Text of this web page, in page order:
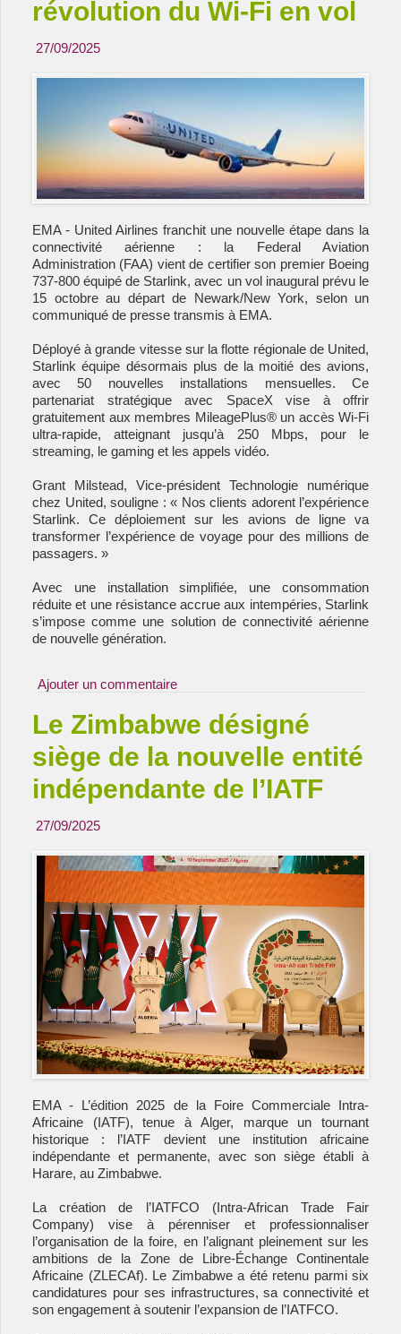
révolution du Wi-Fi en vol
27/09/2025
EMA - United Airlines franchit une nouvelle étape dans la
connectivité aérienne : la Federal Aviation
Administration (FAA) vient de certifier son premier Boeing
737-800 équipé de Starlink, avec un vol inaugural prévu le
15 octobre au départ de Newark/New York, selon un
communiqué de presse transmis à EMA.
Déployé à grande vitesse sur la flotte régionale de United,
Starlink équipe désormais plus de la moitié des avions,
avec 50 nouvelles installations mensuelles. Ce
partenariat stratégique avec SpaceX vise à offrir
gratuitement aux membres MileagePlus® un accès Wi-Fi
ultra-rapide, atteignant jusqu’à 250 Mbps, pour le
streaming, le gaming et les appels vidéo.
Grant Milstead, Vice-président Technologie numérique
chez United, souligne : « Nos clients adorent l’expérience
Starlink. Ce déploiement sur les avions de ligne va
transformer l’expérience de voyage pour des millions de
passagers. »
Avec une installation simplifiée, une consommation
réduite et une résistance accrue aux intempéries, Starlink
s’impose comme une solution de connectivité aérienne
de nouvelle génération.
Ajouter un commentaire
Le Zimbabwe désigné
siège de la nouvelle entité
indépendante de l’IATF
27/09/2025
EMA - L’édition 2025 de la Foire Commerciale Intra-
Africaine (IATF), tenue à Alger, marque un tournant
historique : l’IATF devient une institution africaine
indépendante et permanente, avec son siège établi à
Harare, au Zimbabwe.
La création de l’IATFCO (Intra-African Trade Fair
Company) vise à pérenniser et professionnaliser
l’organisation de la foire, en l’alignant pleinement sur les
ambitions de la Zone de Libre-Échange Continentale
Africaine (ZLECAf). Le Zimbabwe a été retenu parmi six
candidatures pour ses infrastructures, sa connectivité et
son engagement à soutenir l’expansion de l’IATFCO.